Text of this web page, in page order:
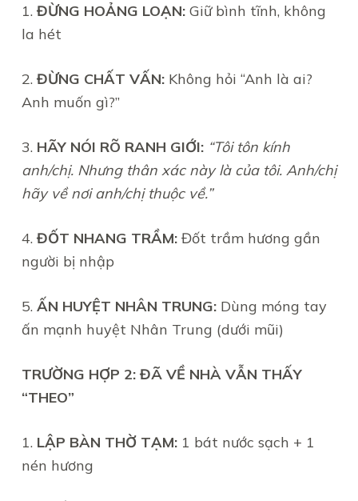
1. ĐỪNG HOẢNG LOẠN:Giữ bình tĩnh, không
la hét
2. ĐỪNG CHẤT VẤN:Không hỏi “Anh là ai?
Anh muốn gì?”
3. HÃY NÓI RÕ RANH GIỚI: “Tôi tôn kính
anh/chị. Nhưng thân xác này là của tôi. Anh/chị
hãy về nơi anh/chị thuộc về.”
4. ĐỐT NHANG TRẦM:Đốt trầm hương gần
người bị nhập
5. ẤN HUYỆT NHÂN TRUNG:Dùng móng tay
ấn mạnh huyệt Nhân Trung (dưới mũi)
TRƯỜNG HỢP 2: ĐÃ VỀ NHÀ VẪN THẤY
“THEO”
1. LẬP BÀN THỜ TẠM:1 bát nước sạch + 1
nén hương